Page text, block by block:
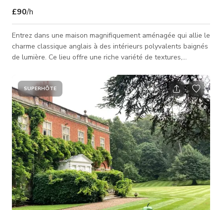
£90/h
Entrez dans une maison magnifiquement aménagée qui allie le
charme classique anglais à des intérieurs polyvalents baignés
de lumière. Ce lieu offre une riche variété de textures,
Des intérieurs ensoleillés aux sentiers luxuriants du jardin,
notre propriété polyvalente offre une riche tapisserie de
décors pour les créateurs photo et vidéo. Que vous créiez une
narration romantique, tourniez du contenu lifestyle ou
SUPERHÔTE